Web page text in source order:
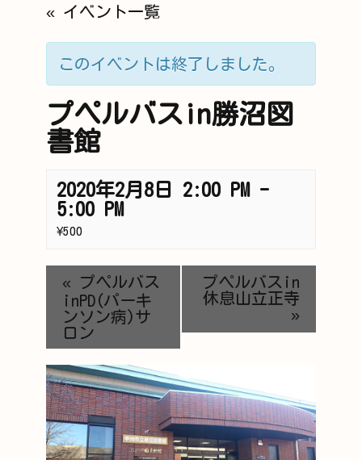
« イベント一覧
このイベントは終了しました。
プペルバスin勝沼図
書館
2020年2月8日 2:00 PM-
5:00 PM
¥500
« プペルバス
inPD(パーキ
ンソン病)サ
ロン
プペルバスin
休息山立正寺
»